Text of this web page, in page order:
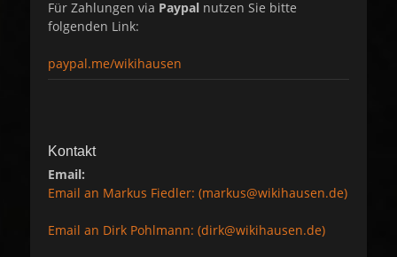
Für Zahlungen via Paypal nutzen Sie bitte
folgenden Link:
paypal.me/wikihausen
Kontakt
Email:
Email an Markus Fiedler: (markus@wikihausen.de)
Email an Dirk Pohlmann: (dirk@wikihausen.de)